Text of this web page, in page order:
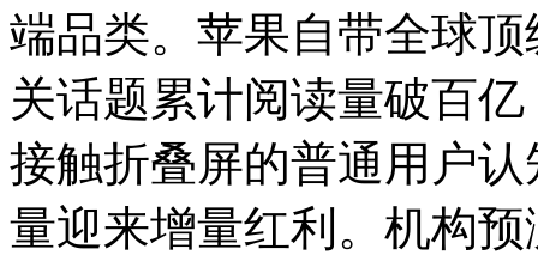
端品类。苹果自带全球
关话题累计阅读量破百
接触折叠屏的普通用户
量迎来增量红利。机构